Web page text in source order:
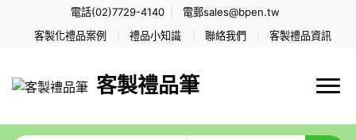
電話(02)7729-4140 電郵sales@bpen.tw
客製化禮品案例 禮品小知識 聯絡我們 客製禮品資訊
客製禮品筆